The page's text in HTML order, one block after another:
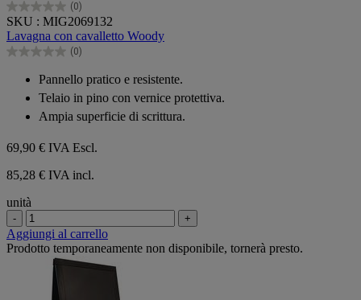
(0)
0.0
su
5
stelle.
SKU : MIG2069132
Lavagna con cavalletto Woody
(0)
0.0
stelle.
Pannello pratico e resistente.
Telaio in pino con vernice protettiva.
Ampia superficie di scrittura.
69,90 € IVA Escl.
85,28 € IVA incl.
unità
- +
Aggiungi al carrello
Prodotto temporaneamente non disponibile, tornerà presto.